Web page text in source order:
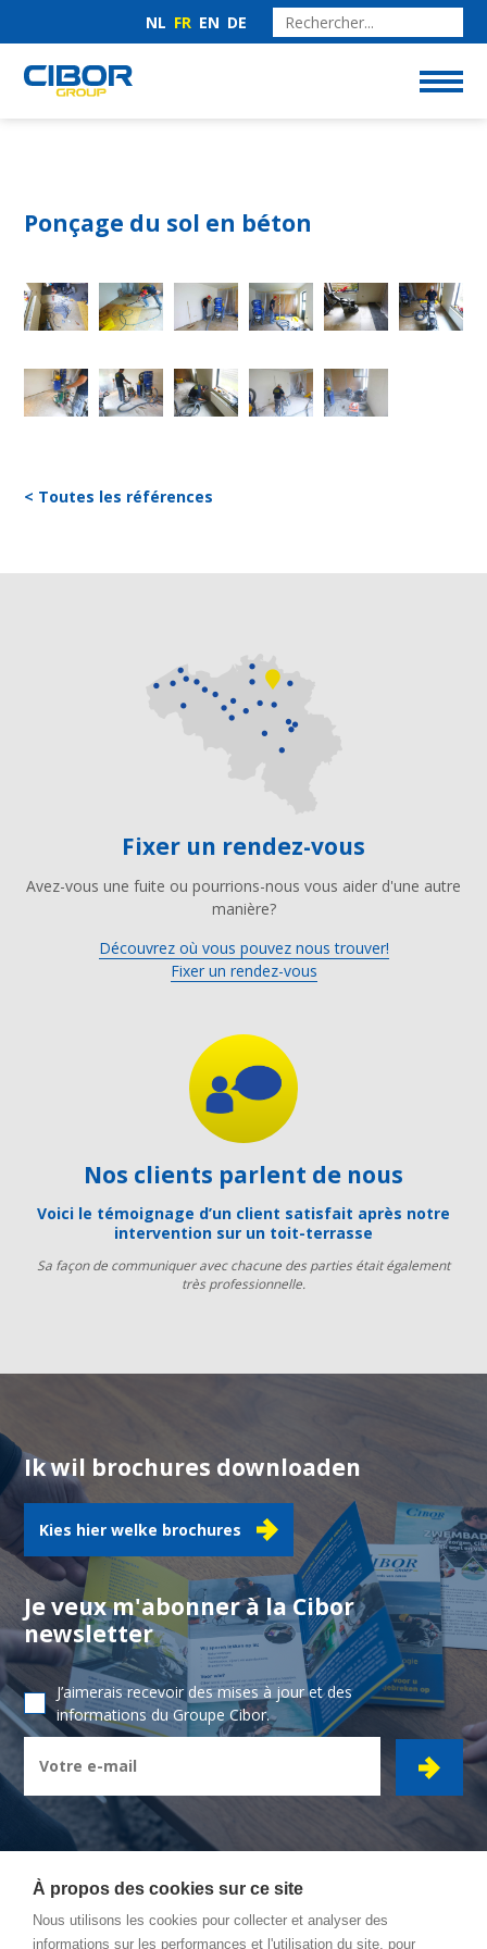
NL FR EN DE
Ponçage du sol en béton
< Toutes les références
Fixer un rendez-vous
Avez-vous une fuite ou pourrions-nous vous aider d'une autre
manière?
Découvrez où vous pouvez nous trouver!
Fixer un rendez-vous
Nos clients parlent de nous
Voici le témoignage d’un client satisfait après notre
intervention sur un toit-terrasse
Sa façon de communiquer avec chacune des parties était également
très professionnelle.
Ik wil brochures downloaden
Kies hier welke brochures
Je veux m'abonner à la Cibor
newsletter
J’aimerais recevoir des mises à jour et des
informations du Groupe Cibor.
CIBOR GROUPE- Ambachtsstraat 7 - 2450 Meerhout
À propos des cookies sur ce site
Nous utilisons les cookies pour collecter et analyser des
informations sur les performances et l'utilisation du site, pour